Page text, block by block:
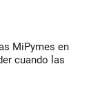
MiPymes en
cuando las